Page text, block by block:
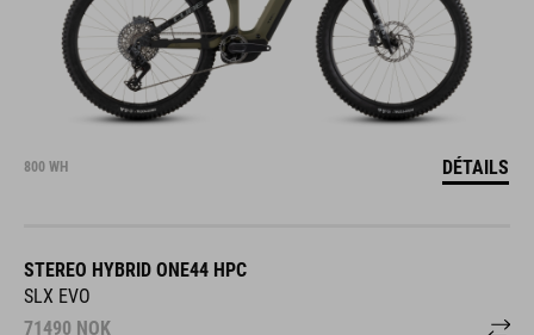
800 WH DÉTAILS
STEREO HYBRID ONE44 HPC
SLX EVO
71490 NOK